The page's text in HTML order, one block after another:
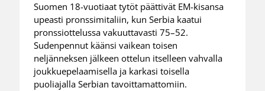
Suomen 18-vuotiaat tytöt päättivät EM-kisansa
upeasti pronssimitaliin, kun Serbia kaatui
pronssiottelussa vakuuttavasti 75–52.
Sudenpennut käänsi vaikean toisen
neljänneksen jälkeen ottelun itselleen vahvalla
joukkuepelaamisella ja karkasi toisella
puoliajalla Serbian tavoittamattomiin.